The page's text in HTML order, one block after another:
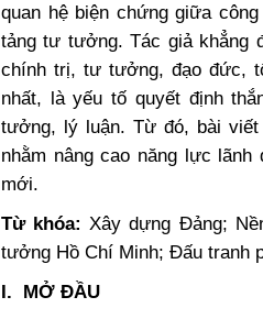
quan hệ biện chứng giữa
tảng tư tưởng. Tác giả khẳng
chính trị, tư tưởng, đạo đức,
nhất, là yếu tố quyết định
tưởng, lý luận. Từ đó, bài
nhằm nâng cao năng lực
mới.
Từ khóa: Xây dựng Đảng;
tưởng Hồ Chí Minh; Đấu tranh
I. MỞ ĐẦU